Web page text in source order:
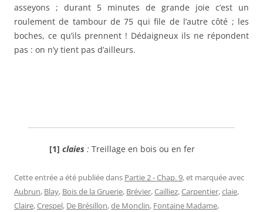
asseyons ; durant 5 minutes de grande joie c’est un
roulement de tambour de 75 qui file de l’autre côté ; les
boches, ce qu’ils prennent ! Dédaigneux ils ne répondent
pas : on n’y tient pas d’ailleurs.
[1] claies : Treillage en bois ou en fer
Cette entrée a été publiée dans Partie 2 - Chap. 9, et marquée avec
Aubrun, Blay, Bois de la Gruerie, Brévier,Cailliez,Carpentier,claie,
Claire,Crespel, De Brésillon,de Monclin, Fontaine Madame,